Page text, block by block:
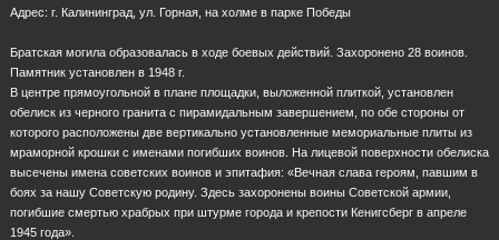
Адрес: г. Калининград, ул. Горная, на холме в парке Победы
Братская могила образовалась в ходе боевых действий. Захоронено 28 воинов.
Памятник установлен в 1948 г.
В центре прямоугольной в плане площадки, выложенной плиткой, установлен
обелиск из черного гранита с пирамидальным завершением, по обе стороны от
которого расположены две вертикально установленные мемориальные плиты из
мраморной крошки с именами погибших воинов. На лицевой поверхности обелиска
высечены имена советских воинов и эпитафия: «Вечная слава героям, павшим в
боях за нашу Советскую родину. Здесь захоронены воины Советской армии,
погибшие смертью храбрых при штурме города и крепости Кенигсберг в апреле
1945 года».